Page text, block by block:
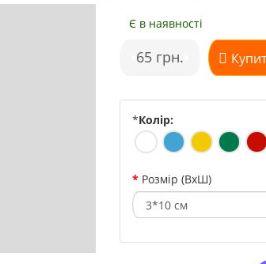
Є в наявності
65 грн.
*Колір:
Розмір (ВхШ)